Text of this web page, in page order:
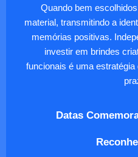
Quando bem
material, transmitindo a
memórias positivas.
investir em brindes
funcionais é uma
Datas